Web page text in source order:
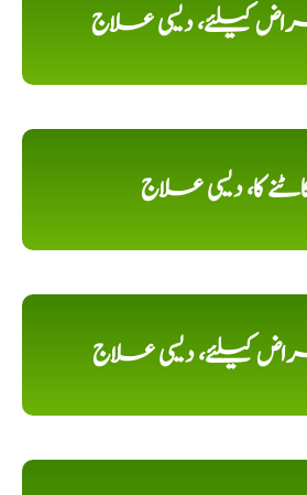
کیلئے، دیسی علاج
کا، دیسی علاج
کیلئے، دیسی علاج